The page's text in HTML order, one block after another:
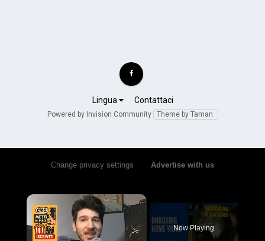
Lingua Contattaci
Powered by Invision Community Theme by Taman.
Change privacy settings Advertise with us
×
Now Playing